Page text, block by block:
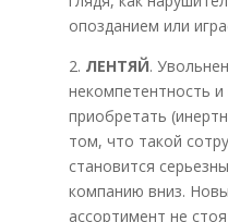
опозданием или
2. ЛЕНТЯЙ.
некомпетентность
приобретать
том, что такой
становится
компанию вниз.
ассортимент не